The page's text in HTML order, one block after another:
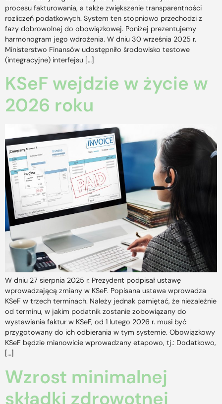
procesu fakturowania, a także zwiększenie transparentności
rozliczeń podatkowych. System ten stopniowo przechodzi z
fazy dobrowolnej do obowiązkowej. Poniżej prezentujemy
harmonogram jego wdrożenia. W dniu 30 września 2025 r.
Ministerstwo Finansów udostępniło środowisko testowe
(integracyjne) interfejsu […]
KSeF wejdzie w życie w
2026 roku
W dniu 27 sierpnia 2025 r. Prezydent podpisał ustawę
wprowadzającą zmiany w KSeF. Popisana ustawa wprowadza
KSeF w trzech terminach. Należy jednak pamiętać, że niezależnie
od terminu, w jakim podatnik zostanie zobowiązany do
wystawiania faktur w KSeF, od 1 lutego 2026 r. musi być
przygotowany do ich odbierania w tym systemie. Obowiązkowy
KSeF będzie mianowicie wprowadzany etapowo, tj.: Dodatkowo,
[…]
Wzrost minimalnej
składki zdrowotnej